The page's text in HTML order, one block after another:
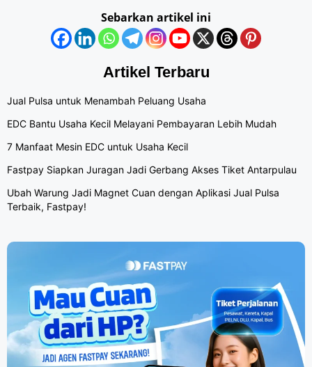
Sebarkan artikel ini
Artikel Terbaru
Jual Pulsa untuk Menambah Peluang Usaha
EDC Bantu Usaha Kecil Melayani Pembayaran Lebih Mudah
7 Manfaat Mesin EDC untuk Usaha Kecil
Fastpay Siapkan Juragan Jadi Gerbang Akses Tiket Antarpulau
Ubah Warung Jadi Magnet Cuan dengan Aplikasi Jual Pulsa
Terbaik, Fastpay!